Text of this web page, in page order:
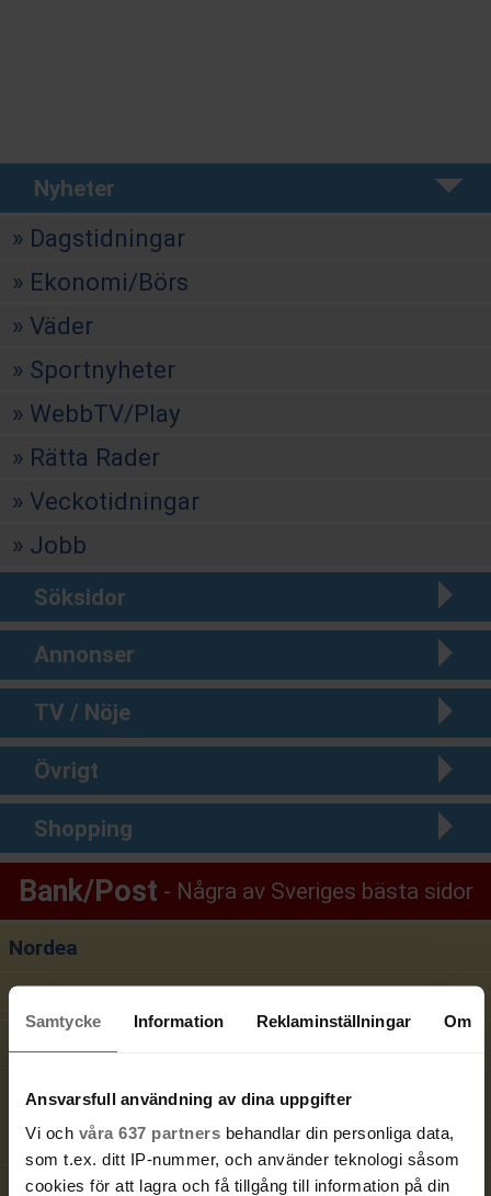
Samtycke Information Reklaminställningar Om
Ansvarsfull användning av dina uppgifter
Vi och våra 637 partners behandlar din personliga data,
som t.ex. ditt IP-nummer, och använder teknologi såsom
cookies för att lagra och få tillgång till information på din
Nyheter
Dagstidningar
Ekonomi/Börs
Väder
Sportnyheter
WebbTV/Play
Rätta Rader
Veckotidningar
Jobb
Söksidor
Annonser
TV / Nöje
Övrigt
Shopping
Bank/Post Några av Sveriges bästa sidor
Nordea
Bankgironr
Avanza
Postnummer
Sök gods / paket